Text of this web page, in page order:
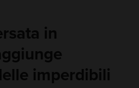
in
imperdibili